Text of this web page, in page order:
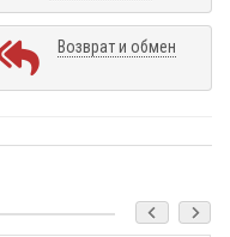
Возврат и обмен